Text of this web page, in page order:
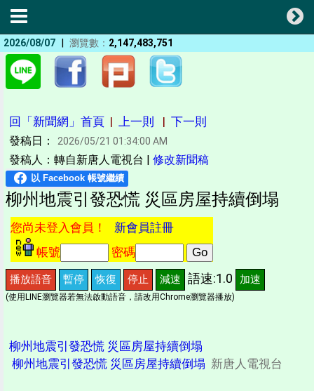
2026/08/07 | 瀏覽數： 2,147,483,751
回「新聞網」首頁 | 上一則 | 下一則
發稿日： 2026/05/21 01:34:00 AM
發稿人：轉自新唐人電視台 | 修改新聞稿
柳州地震引發恐慌 災區房屋持續倒塌
您尚未登入會員！ 新會員註冊
帳號
密碼
播放語音 暫停 恢復 停止 減速 語速:1.0 加速
(使用LINE瀏覽器若無法啟動語音，請改用Chrome瀏覽器播放)
柳州地震引發恐慌 災區房屋持續倒塌
柳州地震引發恐慌 災區房屋持續倒塌 新唐人電視台